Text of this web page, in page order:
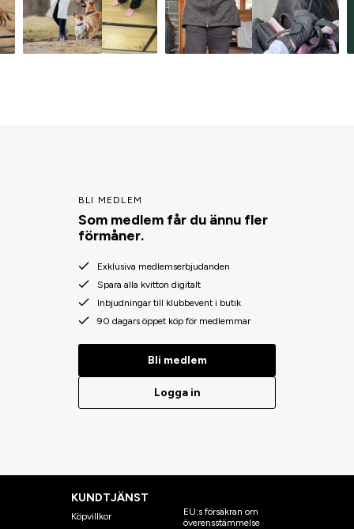
BLI MEDLEM
Som medlem får du ännu fler
förmåner.
Exklusiva medlemserbjudanden
Spara alla kvitton digitalt
Inbjudningar till klubbevent i butik
90 dagars öppet köp för medlemmar
Bli medlem
Logga in
KUNDTJÄNST
Köpvillkor
EU:s försäkran om
överensstämmelse